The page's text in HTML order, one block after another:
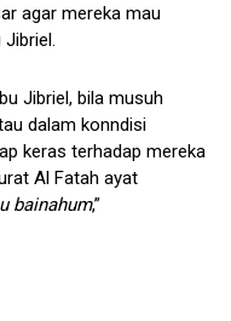
agar mereka mau
Jibriel, bila musuh
dalam konndisi
keras terhadap mereka
Al Fatah ayat
bainahum,”